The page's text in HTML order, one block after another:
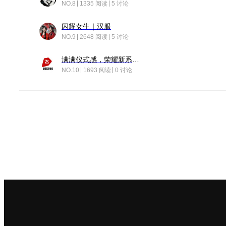
NO.8 1335 阅读 5 讨论
闪耀女生｜汉服
NO.9 2648 阅读 5 讨论
NO.10 1693 阅读 0 讨论